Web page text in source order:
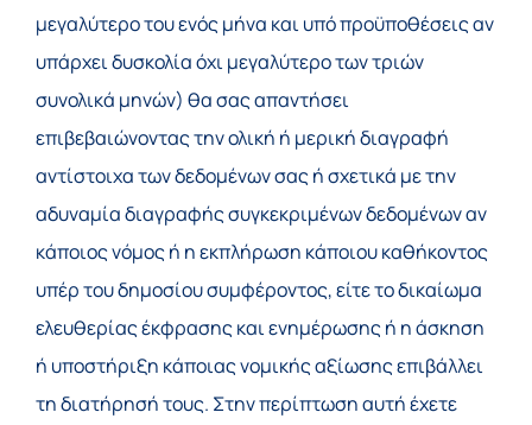
μεγαλύτερο του ενός μήνα και υπό προϋποθέσεις αν
υπάρχει δυσκολία όχι μεγαλύτερο των τριών
συνολικά μηνών) θα σας απαντήσει
επιβεβαιώνοντας την ολική ή μερική διαγραφή
αντίστοιχα των δεδομένων σας ή σχετικά με την
αδυναμία διαγραφής συγκεκριμένων δεδομένων αν
κάποιος νόμος ή η εκπλήρωση κάποιου καθήκοντος
υπέρ του δημοσίου συμφέροντος, είτε το δικαίωμα
ελευθερίας έκφρασης και ενημέρωσης ή η άσκηση
ή υποστήριξη κάποιας νομικής αξίωσης επιβάλλει
τη διατήρησή τους. Στην περίπτωση αυτή έχετε